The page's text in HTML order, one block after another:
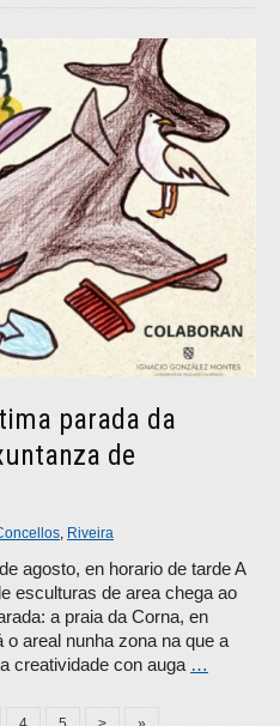
parada da
de
Riveira
agosto, en horario de tarde A
esculturas de area chega ao
a praia da Corna, en
areal nunha zona na que a
creatividade con auga …